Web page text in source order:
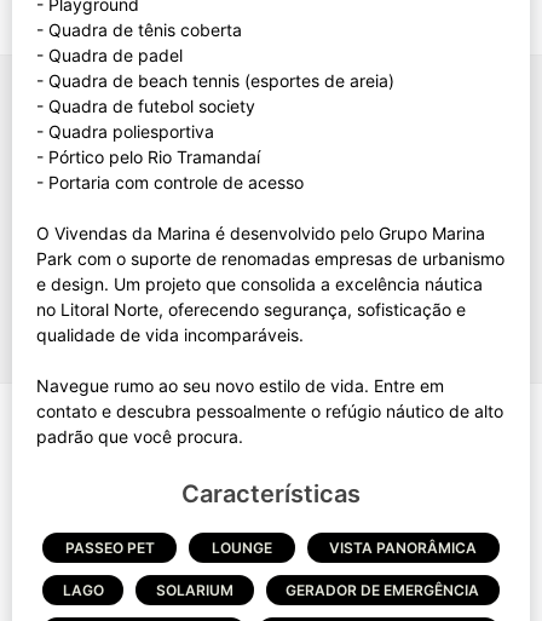
- Playground
- Quadra de tênis coberta
- Quadra de padel
- Quadra de beach tennis (esportes de areia)
- Quadra de futebol society
- Quadra poliesportiva
- Pórtico pelo Rio Tramandaí
- Portaria com controle de acesso
O Vivendas da Marina é desenvolvido pelo Grupo Marina
Park com o suporte de renomadas empresas de urbanismo
e design. Um projeto que consolida a excelência náutica
no Litoral Norte, oferecendo segurança, sofisticação e
qualidade de vida incomparáveis.
Navegue rumo ao seu novo estilo de vida. Entre em
contato e descubra pessoalmente o refúgio náutico de alto
Características
PASSEO PET LOUNGE VISTA PANORÂMICA
LAGO SOLARIUM GERADOR DE EMERGÊNCIA